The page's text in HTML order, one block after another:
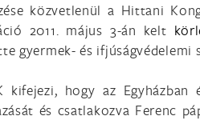
közvetlenül a Hittani
2011. május 3-án kelt
gyermek- és
kifejezi, hogy az
és csatlakozva Ferenc